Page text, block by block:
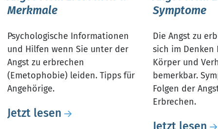
Merkmale
Psychologische Informationen
und Hilfen wenn Sie unter der
Angst zu erbrechen
(Emetophobie) leiden. Tipps für
Angehörige.
Jetzt lesen
Symptome
Die Angst zu
sich im Denken
Körper und
bemerkbar.
Folgen der
Erbrechen.
Jetzt lesen